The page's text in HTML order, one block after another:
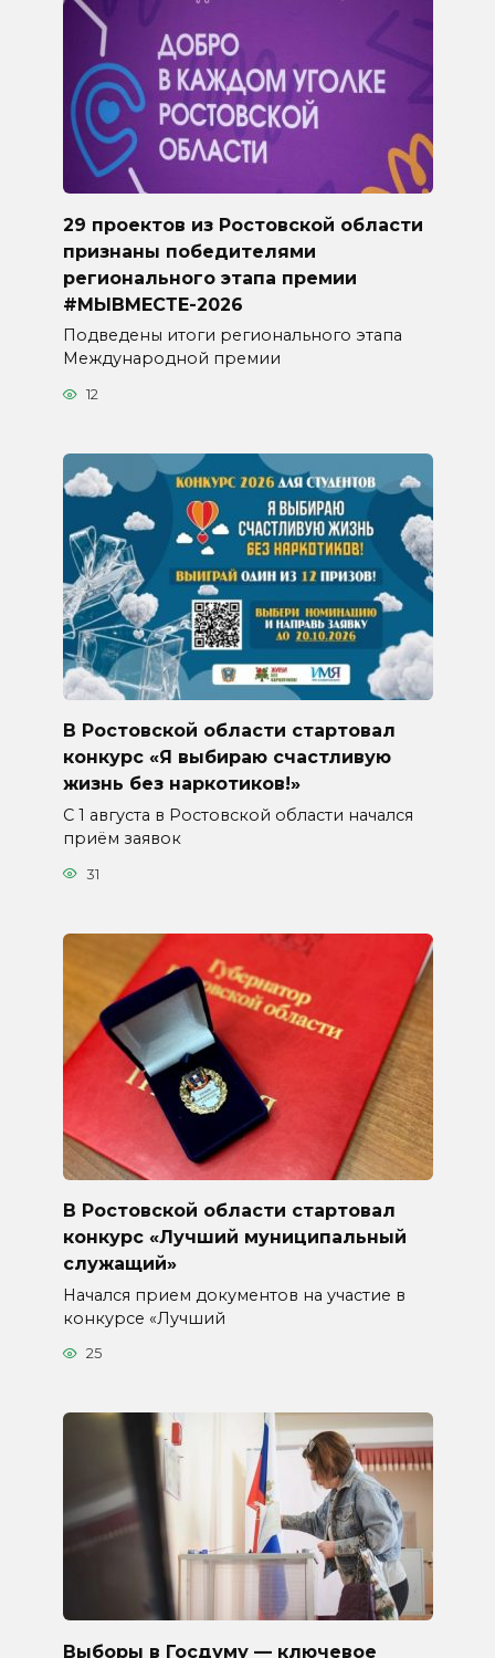
29 проектов из Ростовской области
признаны победителями
регионального этапа премии
#МЫВМЕСТЕ-2026
Подведены итоги регионального этапа
Международной премии
12
В Ростовской области стартовал
конкурс «Я выбираю счастливую
жизнь без наркотиков!»
С 1 августа в Ростовской области начался
приём заявок
31
В Ростовской области стартовал
конкурс «Лучший муниципальный
служащий»
Начался прием документов на участие в
конкурсе «Лучший
25
Выборы в Госдуму — ключевое